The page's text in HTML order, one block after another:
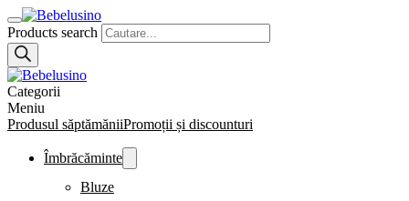
Products search
Categorii
Meniu
Produsul săptămăniiPromoții și discounturi
Îmbrăcăminte
Bluze